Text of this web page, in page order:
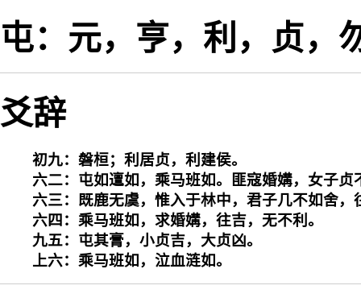
屯：元，亨，利，贞，
爻辞
初九：磐桓；利居贞，利建侯。
六二：屯如邅如，乘马班如。匪寇婚媾，女子贞
六三：既鹿无虞，惟入于林中，君子几不如舍，
六四：乘马班如，求婚媾，往吉，无不利。
九五：屯其膏，小贞吉，大贞凶。
上六：乘马班如，泣血涟如。